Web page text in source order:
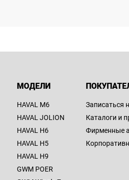
МОДЕЛИ
HAVAL M6
HAVAL JOLION
HAVAL H6
HAVAL H5
HAVAL H9
GWM POER
Записаться
Каталоги и
Фирменные